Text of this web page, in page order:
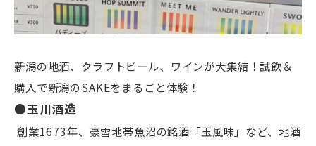
新潟の地酒、クラフトビール、ワインが大集結！試飲＆
購入で新潟のSAKEをまるごと体験！
●玉川酒造
創業1673年、豪雪地帯魚沼の銘酒「玉風味」など、地酒